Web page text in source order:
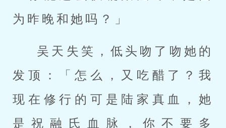
为昨晚和她吗？」
吴天失笑，低头吻了吻她的
发顶：「怎么，又吃醋了？我
现在修行的可是陆家真血，她
是祝融氏血脉，你不要多